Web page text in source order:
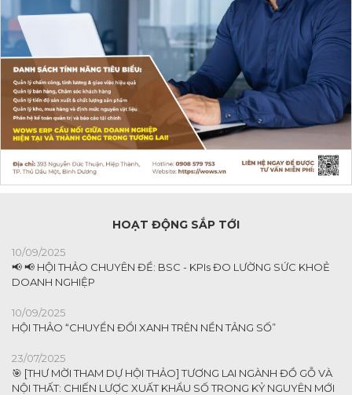
HOẠT ĐỘNG SẮP TỚI
10/09/2025
📢 📢 HỘI THẢO CHUYÊN ĐỀ: BSC - KPIs ĐO LƯỜNG SỨC KHOẺ
DOANH NGHIỆP
10/09/2025
HỘI THẢO “CHUYỂN ĐỔI XANH TRÊN NỀN TẢNG SỐ”
23/07/2025
🎯 [THƯ MỜI THAM DỰ HỘI THẢO] TƯƠNG LAI NGÀNH ĐỒ GỖ VÀ
NỘI THẤT: CHIẾN LƯỢC XUẤT KHẨU SỐ TRONG KỶ NGUYÊN MỚI